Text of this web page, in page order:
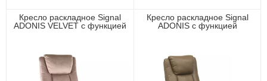
Кресло раскладное Signal
ADONIS VELVET с функцией
Кресло раскладное Signal
ADONIS с функцией